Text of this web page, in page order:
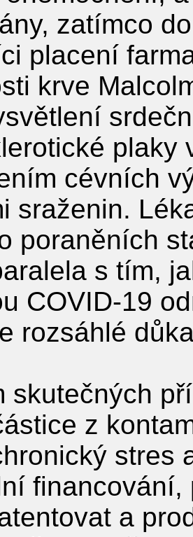
zatímco
placení
krve
plaky
cévních
sraženin.
poraněních
s tím,
COVID-19
rozsáhlé
skutečných
z
stres
a